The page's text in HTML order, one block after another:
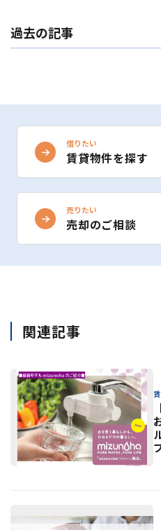
過去の記事
借りたい
賃貸物件を探す
売りたい
売却のご相談
関連記事